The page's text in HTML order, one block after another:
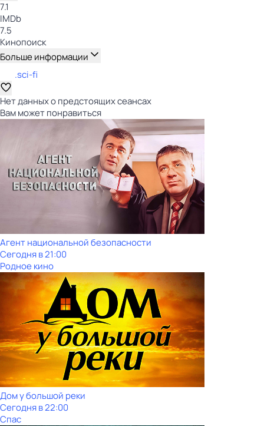
7.1
IMDb
7.5
Кинопоиск
Больше информации
.sci-fi
Нет данных о предстоящих сеансах
Вам может понравиться
Агент национальной безопасности
Сегодня в 21:00
Родное кино
Дом у большой реки
Сегодня в 22:00
Спас